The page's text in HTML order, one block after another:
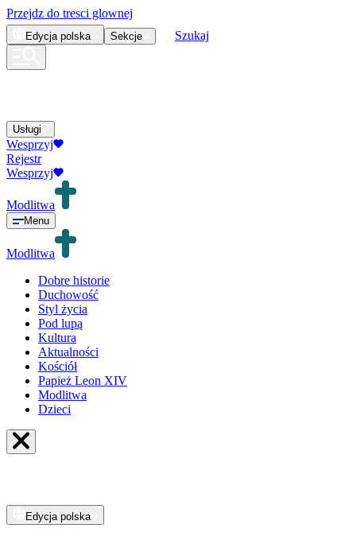
Przejdz do tresci glownej
Edycja polska Sekcje Szukaj
Usługi
Wesprzyj
Rejestr
Wesprzyj
Modlitwa
Menu
Modlitwa
Dobre historie
Duchowość
Styl życia
Pod lupą
Kultura
Aktualności
Kościół
Papież Leon XIV
Modlitwa
Dzieci
Edycja polska